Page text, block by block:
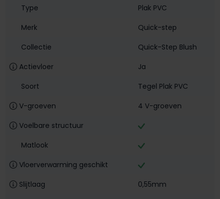
Type
Plak PVC
Merk
Quick-step
Collectie
Quick-Step Blush
Actievloer
Ja
Soort
Tegel Plak PVC
V-groeven
4 V-groeven
Voelbare structuur
Matlook
Vloerverwarming geschikt
Slijtlaag
0,55mm